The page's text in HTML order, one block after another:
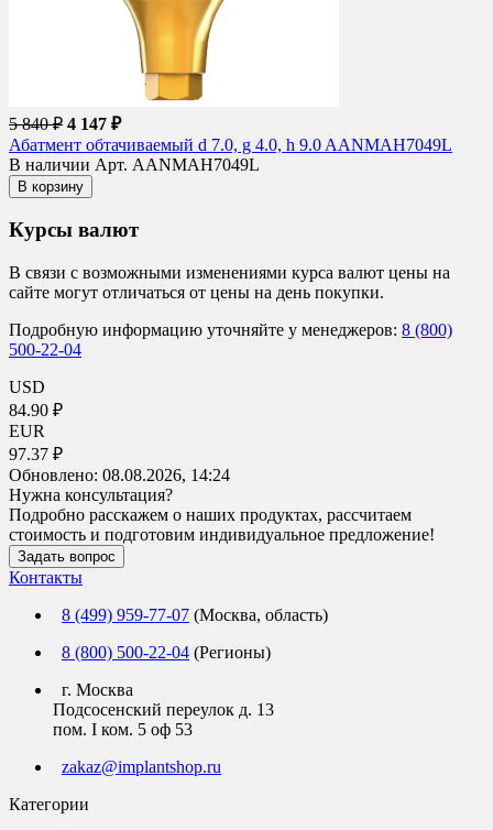
5 840 ₽ 4 147 ₽
Абатмент обтачиваемый d 7.0, g 4.0, h 9.0 AANMAH7049L
В наличии Арт. AANMAH7049L
В корзину
Курсы валют
В связи с возможными изменениями курса валют цены на
сайте могут отличаться от цены на день покупки.
Подробную информацию уточняйте у менеджеров: 8 (800)
500-22-04
USD
84.90 ₽
EUR
97.37 ₽
Обновлено: 08.08.2026, 14:24
Нужна консультация?
Подробно расскажем о наших продуктах, рассчитаем
стоимость и подготовим индивидуальное предложение!
Задать вопрос
Контакты
8 (499) 959-77-07 (Москва, область)
8 (800) 500-22-04 (Регионы)
г. Москва
Подсосенский переулок д. 13
пом. I ком. 5 оф 53
zakaz@implantshop.ru
Категории